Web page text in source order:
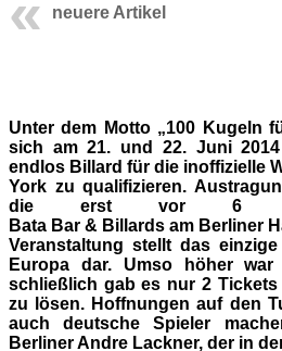
neuere Artikel
Unter dem Motto „100 Kugeln
sich am 21. und 22. Juni
endlos Billard für die inoffizielle
York zu qualifizieren.
die erst vor 6
Bata Bar & Billards am Berliner
Veranstaltung stellt das
Europa dar. Umso höher war
schließlich gab es nur 2
zu lösen. Hoffnungen auf den
auch deutsche Spieler
Berliner Andre Lackner, der in